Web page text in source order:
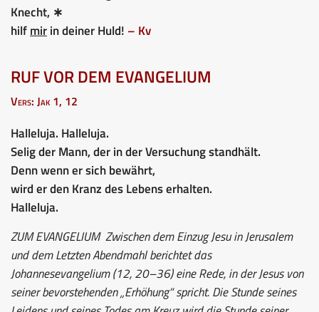
Knecht, ∗
hilfmirin deiner Huld! – Kv
RUF VOR DEM EVANGELIUM
Vers: Jak 1, 12
Halleluja. Halleluja.
Selig der Mann, der in der Versuchung standhält.
Denn wenn er sich bewährt,
wird er den Kranz des Lebens erhalten.
Halleluja.
ZUM EVANGELIUMZwischen dem Einzug Jesu in Jerusalem
und dem Letzten Abendmahl berichtet das
Johannesevangelium (12, 20–36) eine Rede, in der Jesus von
seiner bevorstehenden „Erhöhung“ spricht. Die Stunde seines